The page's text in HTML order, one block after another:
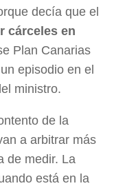
decía que el
cárceles en
Plan Canarias
episodio en el
ministro.
de la
a arbitrar más
de medir. La
está en la